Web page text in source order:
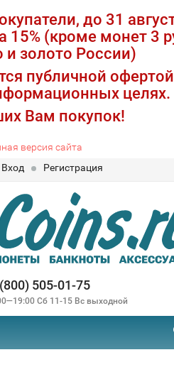
до 31
15% (кроме монет 3
и золото России)
публичной
целях.
Вам покупок!
версия сайта
Вход
Регистрация
505-01-75
Сб 11-15 Вс выходной